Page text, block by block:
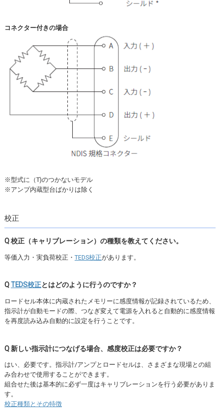
コネクター付きの場合
※型式に（T)のつかないモデル
※アンプ内蔵型台ばかりは除く
校正
Q 校正（キャリブレーション）の種類を教えてください。
等価入力・実負荷校正・ TEDS校正があります。
QTEDS校正とはどのように行うのですか？
ロードセル本体に内蔵されたメモリーに感度情報が記録されているため、
指示計が自動モードの際、つなぎ変えて電源を入れると自動的に感度情報
を再度読み込み自動的に設定を行うことです。
Q 新しい指示計につなげる場合、感度校正は必要ですか？
はい、必要です。指示計/アンプとロードセルは、さまざまな現場との組
み合わせで使用することができます。
組合せた後は基本的に必ず一度はキャリブレーションを行う必要がありま
す。
校正種類とその特徴